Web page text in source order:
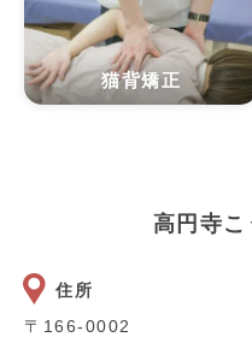
猫背矯正
高円寺
住所
〒166-0002